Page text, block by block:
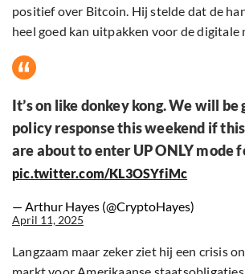
positief over Bitcoin. Hij stelde dat de
heel goed kan uitpakken voor de digitale
It’s on like donkey kong. We will
policy response this weekend if
are about to enter UP ONLY mode
pic.twitter.com/KL3OSYfiMc
— Arthur Hayes (@CryptoHayes)
April 11, 2025
Langzaam maar zeker ziet hij een crisis